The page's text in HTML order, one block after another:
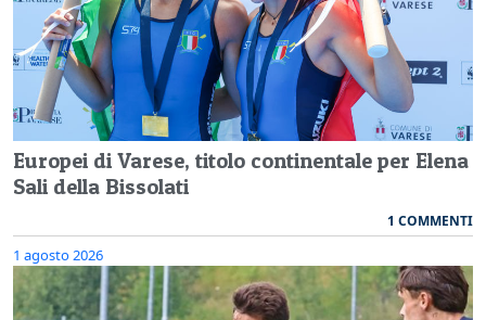
Europei di Varese, titolo continentale per Elena
Sali della Bissolati
1 COMMENTI
1 agosto 2026